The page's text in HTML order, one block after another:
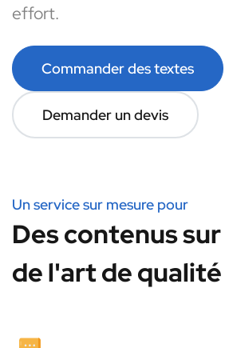
effort.
Commander des textes
Demander un devis
Un service sur mesure pour
Des contenus
de l'art de qualité